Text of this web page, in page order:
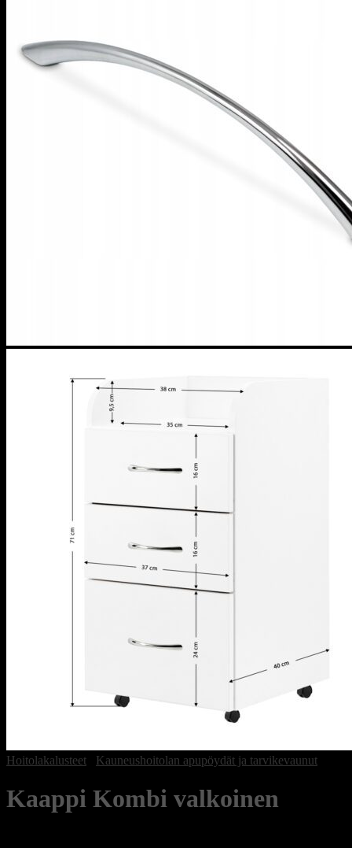
Hoitolakalusteet Kauneushoitolan apupöydät ja tarvikevaunut
Kaappi Kombi valkoinen